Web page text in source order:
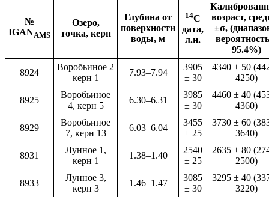
№
IGANAMS
Озеро,
точка, керн
Глубина от
поверхности
воды, м
14C
дата,
л.н.
возраст,
±σ,
95.4%)
8924
Воробьиное 2
керн 1
7.93–7.94
3905
± 30
4340 ± 50
4250)
8925
Воробьиное
4, керн 5
6.30–6.31
3985
± 30
4460 ± 40
4360)
8929
Воробьиное
7, керн 13
6.03–6.04
3455
± 25
3730 ± 60
3640)
8931
Лунное 1,
керн 1
1.38–1.40
2540
± 25
2635 ± 80
2500)
8933
Лунное 3,
керн 3
1.46–1.47
3085
± 30
3295 ± 40
3220)